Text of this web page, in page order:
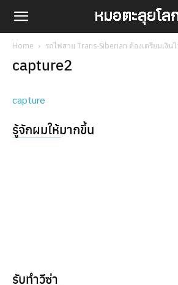
Home รถไฟสาย Trans-Siberian ต้องเตรียมเงินไ
capture2
capture
รู้จักผมให้มากขึ้น
รับทำวีซ่า